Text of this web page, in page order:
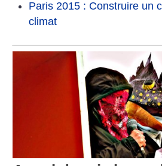
Paris 2015 : Construire un
climat